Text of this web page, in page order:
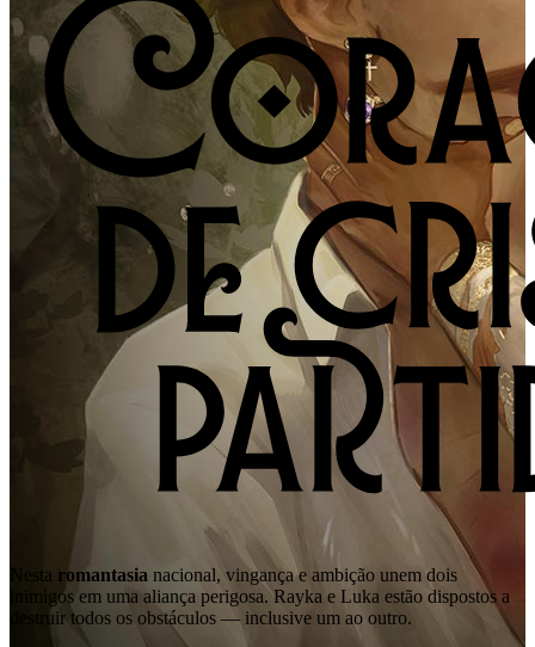
Nesta romantasia nacional, vingança e ambição unem dois
inimigos em uma aliança perigosa. Rayka e Luka estão dispostos a
destruir todos os obstáculos — inclusive um ao outro.